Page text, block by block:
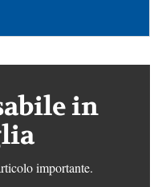
in
importante.